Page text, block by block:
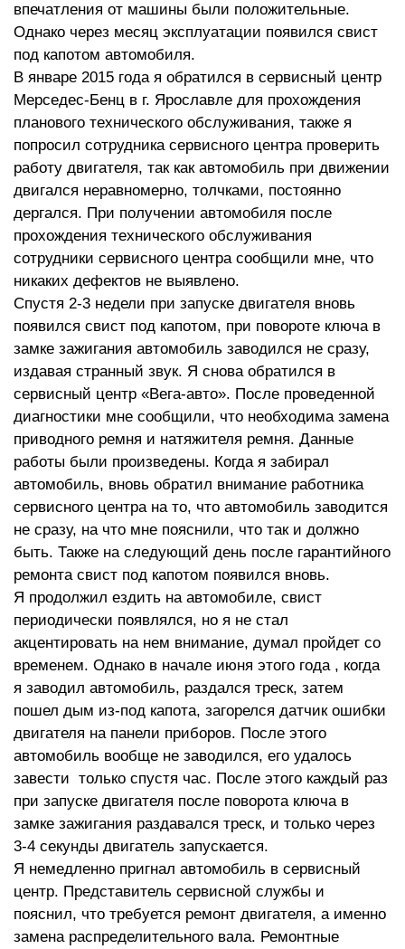
впечатления от машины были положительные.
Однако через месяц эксплуатации появился свист
под капотом автомобиля.
В январе 2015 года я обратился в сервисный центр
Мерседес-Бенц в г. Ярославле для прохождения
планового технического обслуживания, также я
попросил сотрудника сервисного центра проверить
работу двигателя, так как автомобиль при движении
двигался неравномерно, толчками, постоянно
дергался. При получении автомобиля после
прохождения технического обслуживания
сотрудники сервисного центра сообщили мне, что
никаких дефектов не выявлено.
Спустя 2-3 недели при запуске двигателя вновь
появился свист под капотом, при повороте ключа в
замке зажигания автомобиль заводился не сразу,
издавая странный звук. Я снова обратился в
сервисный центр «Вега-авто». После проведенной
диагностики мне сообщили, что необходима замена
приводного ремня и натяжителя ремня. Данные
работы были произведены. Когда я забирал
автомобиль, вновь обратил внимание работника
сервисного центра на то, что автомобиль заводится
не сразу, на что мне пояснили, что так и должно
быть. Также на следующий день после гарантийного
ремонта свист под капотом появился вновь.
Я продолжил ездить на автомобиле, свист
периодически появлялся, но я не стал
акцентировать на нем внимание, думал пройдет со
временем. Однако в начале июня этого года , когда
я заводил автомобиль, раздался треск, затем
пошел дым из-под капота, загорелся датчик ошибки
двигателя на панели приборов. После этого
автомобиль вообще не заводился, его удалось
завести только спустя час. После этого каждый раз
при запуске двигателя после поворота ключа в
замке зажигания раздавался треск, и только через
3-4 секунды двигатель запускается.
Я немедленно пригнал автомобиль в сервисный
центр. Представитель сервисной службы и
пояснил, что требуется ремонт двигателя, а именно
замена распределительного вала. Ремонтные